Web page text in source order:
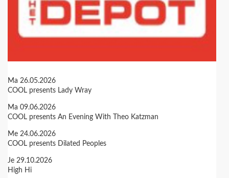
Ma 26.05.2026
COOL presents Lady Wray
Ma 09.06.2026
COOL presents An Evening With Theo Katzman
Me 24.06.2026
COOL presents Dilated Peoples
Je 29.10.2026
High Hi